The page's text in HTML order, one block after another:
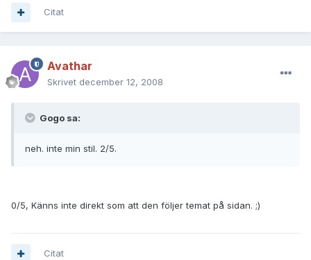
Citat
Avathar
Skrivet december 12, 2008
Gogo sa:
neh. inte min stil. 2/5.
0/5, Känns inte direkt som att den följer temat på sidan. ;)
Citat